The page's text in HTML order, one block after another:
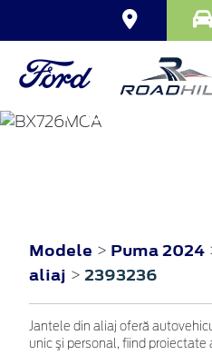
PUMA
Modele > Puma 2024
aliaj > 2393236
Jantele din aliaj oferă
unic şi personal, fiind